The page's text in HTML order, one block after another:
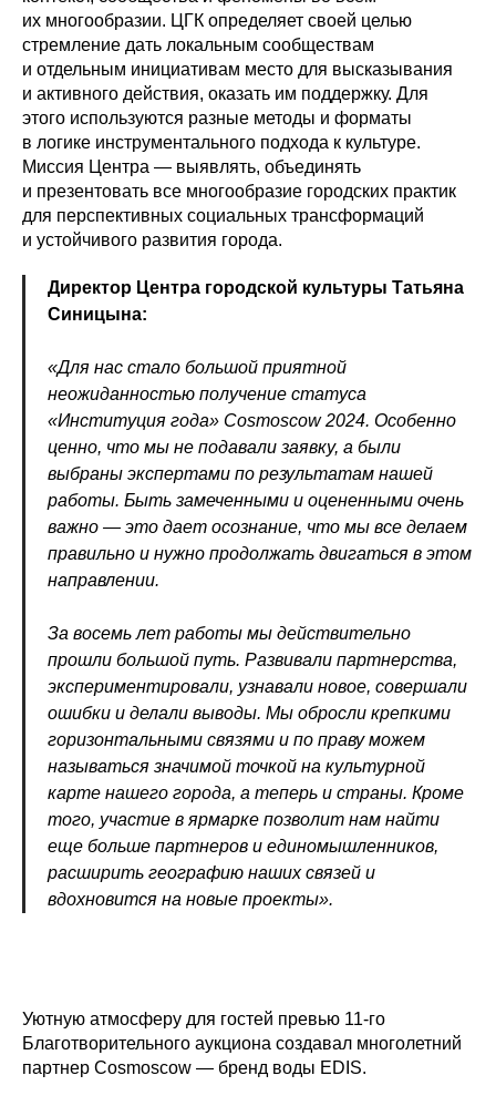
их многообразии. ЦГК определяет своей целью
стремление дать локальным сообществам
и отдельным инициативам место для высказывания
и активного действия, оказать им поддержку. Для
этого используются разные методы и форматы
в логике инструментального подхода к культуре.
Миссия Центра — выявлять, объединять
и презентовать все многообразие городских практик
для перспективных социальных трансформаций
и устойчивого развития города.
Директор Центра городской культуры Татьяна
Синицына:
«Для нас стало большой приятной
неожиданностью получение статуса
«Институция года» Cosmoscow 2024. Особенно
ценно, что мы не подавали заявку, а были
выбраны экспертами по результатам нашей
работы. Быть замеченными и оцененными очень
важно — это дает осознание, что мы все делаем
правильно и нужно продолжать двигаться в этом
направлении.
За восемь лет работы мы действительно
прошли большой путь. Развивали партнерства,
экспериментировали, узнавали новое, совершали
ошибки и делали выводы. Мы обросли крепкими
горизонтальными связями и по праву можем
называться значимой точкой на культурной
карте нашего города, а теперь и страны. Кроме
того, участие в ярмарке позволит нам найти
еще больше партнеров и единомышленников,
расширить географию наших связей и
вдохновится на новые проекты».
Уютную атмосферу для гостей превью 11-го
Благотворительного аукциона создавал многолетний
партнер Cosmoscow — бренд воды EDIS.